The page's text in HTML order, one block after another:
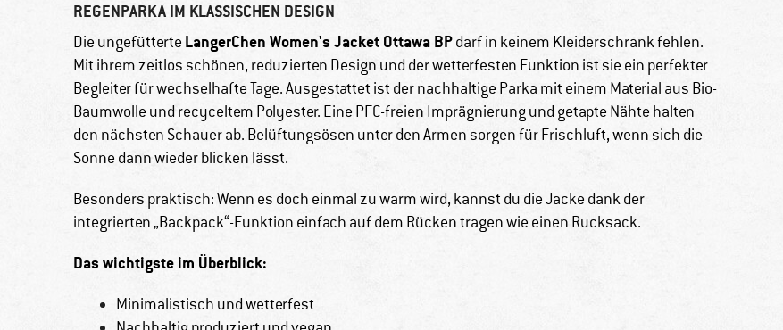
REGENPARKA IM KLASSISCHEN DESIGN
Die ungefütterte LangerChen Women's Jacket Ottawa BPdarf in keinem Kleiderschrank fehlen.
Mit ihrem zeitlos schönen, reduzierten Design und der wetterfesten Funktion ist sie ein perfekter
Begleiter für wechselhafte Tage. Ausgestattet ist der nachhaltige Parka mit einem Material aus Bio-
Baumwolle und recyceltem Polyester. Eine PFC-freien Imprägnierung und getapte Nähte halten
den nächsten Schauer ab. Belüftungsösen unter den Armen sorgen für Frischluft, wenn sich die
Sonne dann wieder blicken lässt.
Besonders praktisch: Wenn es doch einmal zu warm wird, kannst du die Jacke dank der
integrierten „Backpack“-Funktion einfach auf dem Rücken tragen wie einen Rucksack.
Das wichtigste im Überblick:
Minimalistisch und wetterfest